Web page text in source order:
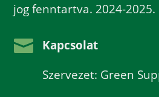
jog fenntartva. 2024-2025.

Kapcsolat
Szervezet: Green